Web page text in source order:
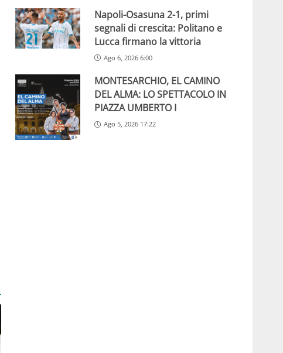
Napoli-Osasuna 2-1, primi
segnali di crescita: Politano e
Lucca firmano la vittoria
Ago 6, 2026 6:00
MONTESARCHIO, EL CAMINO
DEL ALMA: LO SPETTACOLO IN
PIAZZA UMBERTO I
Ago 5, 2026 17:22